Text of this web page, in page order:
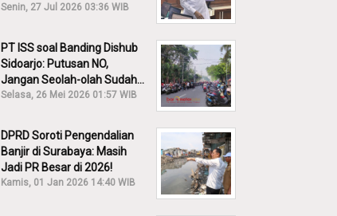
30% Diusut?
Senin, 27 Jul 2026 03:36 WIB
PT ISS soal Banding Dishub
Sidoarjo: Putusan NO,
Jangan Seolah-olah Sudah
Menang!
Selasa, 26 Mei 2026 01:57 WIB
DPRD Soroti Pengendalian
Banjir di Surabaya: Masih
Jadi PR Besar di 2026!
Kamis, 01 Jan 2026 14:40 WIB